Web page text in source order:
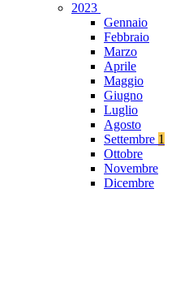
2023
Gennaio
Febbraio
Marzo
Aprile
Maggio
Giugno
Luglio
Agosto
Settembre 1
Ottobre
Novembre
Dicembre